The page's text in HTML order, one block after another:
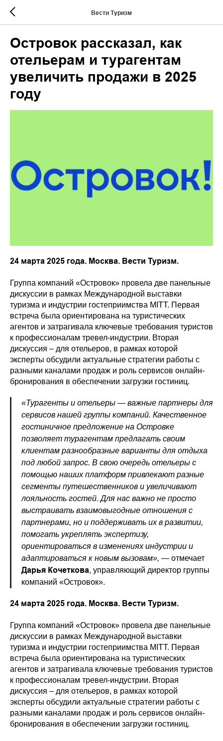
Вести Туризм
Островок рассказал, как
отельерам и турагентам
увеличить продажи в 2025
году
24 марта 2025 года. Москва. Вести Туризм.
Группа компаний «Островок» провела две панельные
дискуссии в рамках Международной выставки
туризма и индустрии гостеприимства MITT. Первая
встреча была ориентирована на туристических
агентов и затрагивала ключевые требования туристов
к профессионалам тревел-индустрии. Вторая
дискуссия – для отельеров, в рамках которой
эксперты обсудили актуальные стратегии работы с
разными каналами продаж и роль сервисов онлайн-
бронирования в обеспечении загрузки гостиниц.
«Турагенты и отельеры — важные партнеры для
сервисов нашей группы компаний. Качественное
гостиничное предложение на Островке
позволяет турагентам предлагать своим
клиентам разнообразные варианты для отдыха
под любой запрос. В свою очередь отельеры с
помощью наших платформ привлекают разные
сегменты путешественников и увеличивают
лояльность гостей. Для нас важно не просто
выстраивать взаимовыгодные отношения с
партнерами, но и поддерживать их в развитии,
помогать укреплять экспертизу,
ориентироваться в изменениях индустрии и
адаптироваться к новым вызовам», — отмечает
Дарья Кочеткова, управляющий директор группы
компаний «Островок».
24 марта 2025 года. Москва. Вести Туризм.
Группа компаний «Островок» провела две панельные
дискуссии в рамках Международной выставки
туризма и индустрии гостеприимства MITT. Первая
встреча была ориентирована на туристических
агентов и затрагивала ключевые требования туристов
к профессионалам тревел-индустрии. Вторая
дискуссия – для отельеров, в рамках которой
эксперты обсудили актуальные стратегии работы с
разными каналами продаж и роль сервисов онлайн-
бронирования в обеспечении загрузки гостиниц.